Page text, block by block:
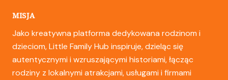
MISJA
Jako kreatywna platforma dedykowana rodzinom i
dzieciom, Little Family Hub inspiruje, dzieląc się
autentycznymi i wzruszającymi historiami, łącząc
rodziny z lokalnymi atrakcjami, usługami i firmami